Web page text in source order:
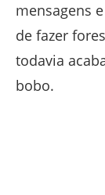
mensagens
de fazer
todavia
bobo.